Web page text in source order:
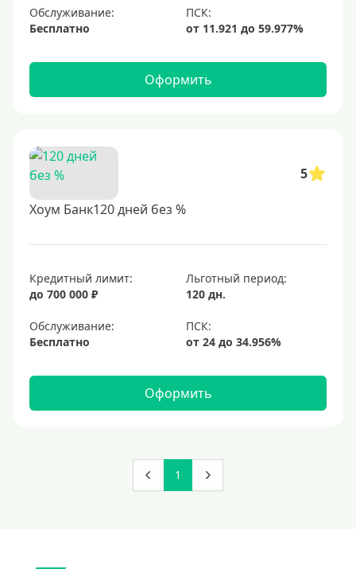
Обслуживание:
Бесплатно
Оформить
5
Хоум Банк120 дней без %
Кредитный лимит:
до 700 000 ₽
Льготный период:
120 дн.
Обслуживание:
Бесплатно
Оформить
1